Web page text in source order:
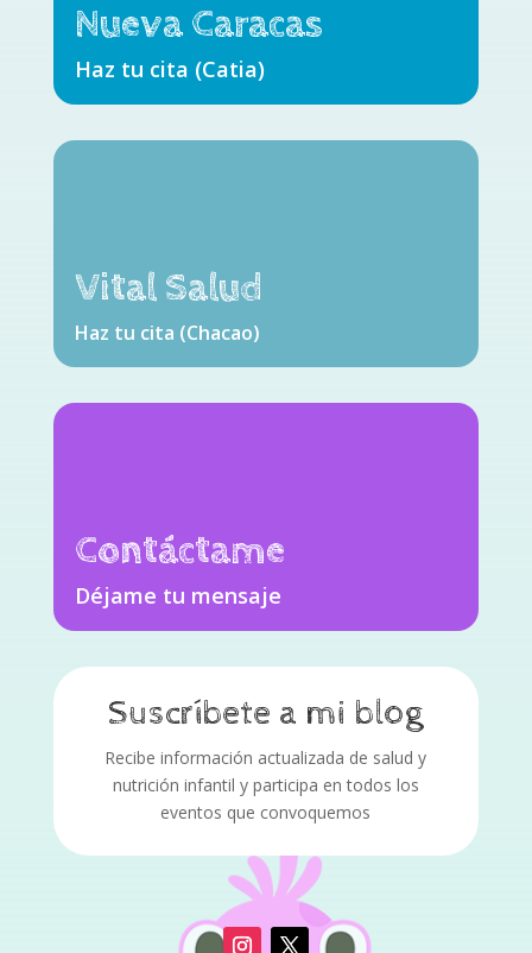
Nueva Caracas
Haz tu cita (Catia)
Vital Salud
Haz tu cita (Chacao)
Contáctame
Déjame tu mensaje
Suscríbete a mi blog
Recibe información actualizada de salud y
nutrición infantil y participa en todos los
eventos que convoquemos